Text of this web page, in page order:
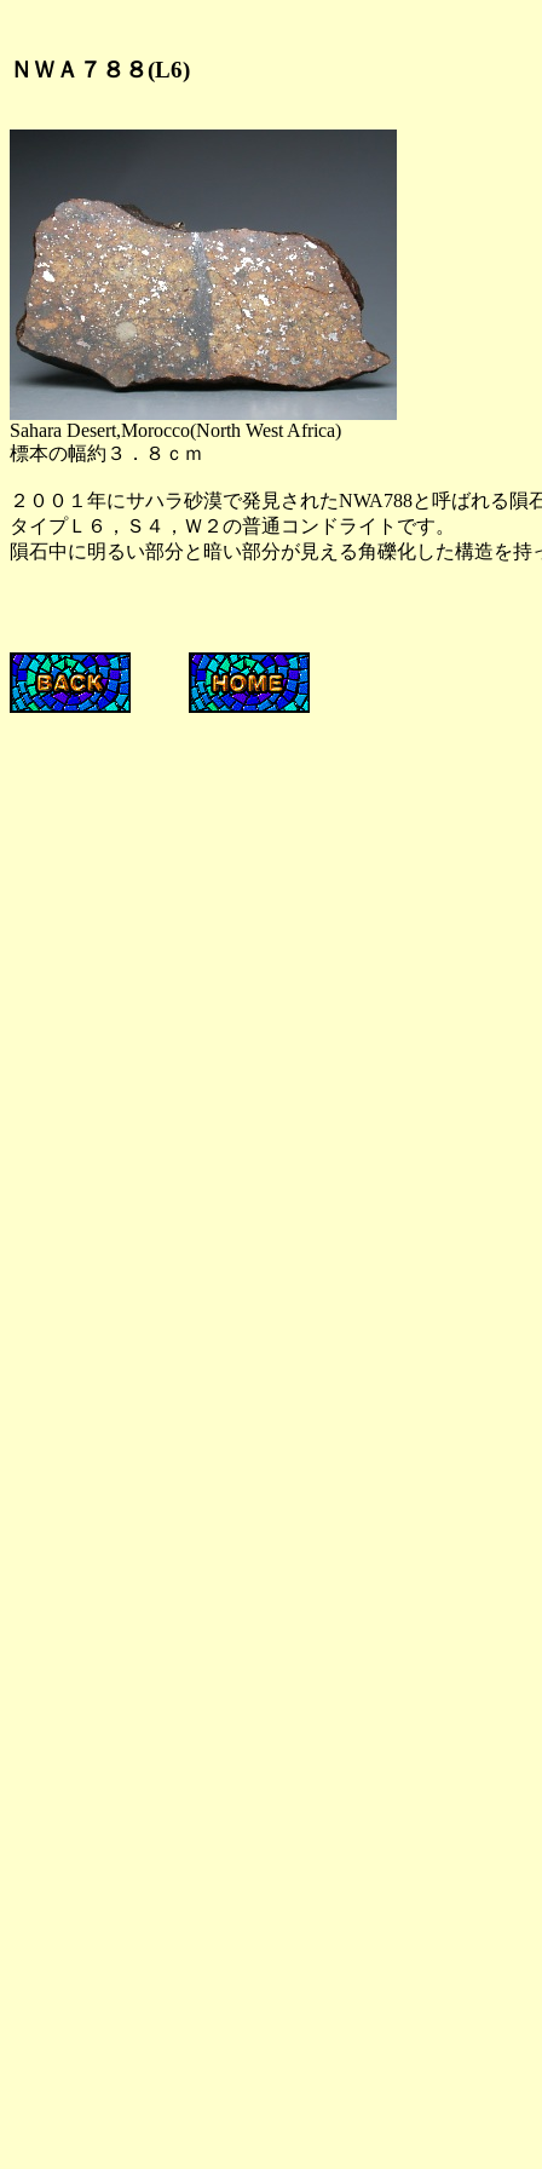
ＮＷＡ７８８(L6)
Sahara Desert,Morocco(North West Africa)
標本の幅約３．８ｃｍ
２００１年にサハラ砂漠で発見されたNWA788と呼ばれる隕
タイプＬ６，Ｓ４，Ｗ２の普通コンドライトです。
隕石中に明るい部分と暗い部分が見える角礫化した構造を持